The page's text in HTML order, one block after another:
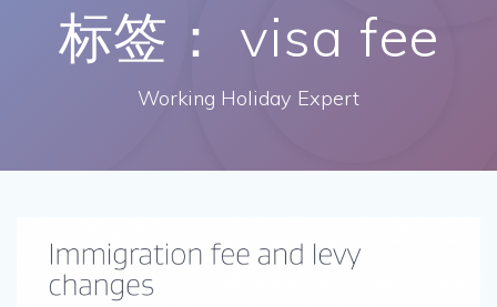
标签： visa fee
Working Holiday Expert